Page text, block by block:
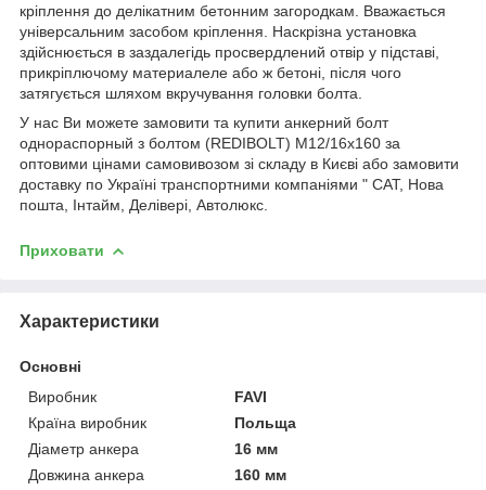
кріплення до делікатним бетонним загородкам. Вважається
універсальним засобом кріплення. Наскрізна установка
здійснюється в заздалегідь просвердлений отвір у підставі,
прикріплючому материалеле або ж бетоні, після чого
затягується шляхом вкручування головки болта.
У нас Ви можете замовити та купити анкерний болт
однораспорный з болтом (REDIBOLT) М12/16x160 за
оптовими цінами самовивозом зі складу в Києві або замовити
доставку по Україні транспортними компаніями " САТ, Нова
пошта, Інтайм, Делівері, Автолюкс.
Приховати
Характеристики
Основні
Виробник
FAVI
Країна виробник
Польща
Діаметр анкера
16 мм
Довжина анкера
160 мм